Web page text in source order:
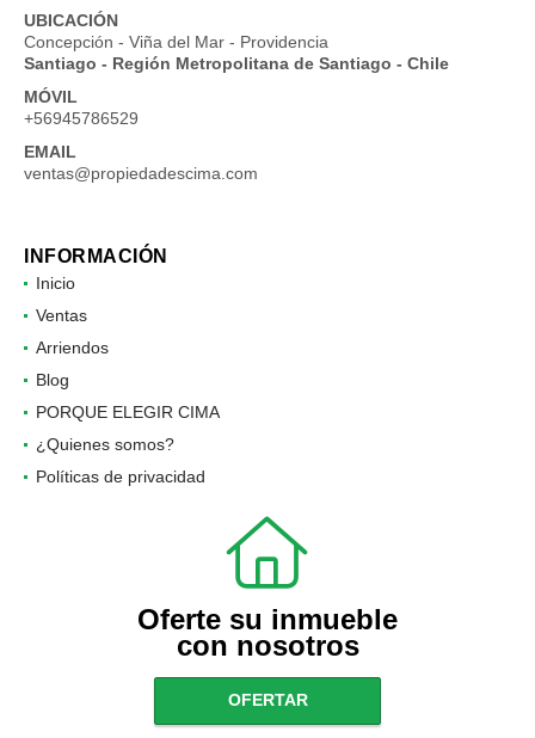
UBICACIÓN
Concepción - Viña del Mar - Providencia
Santiago - Región Metropolitana de Santiago - Chile
MÓVIL
+56945786529
EMAIL
ventas@propiedadescima.com
INFORMACIÓN
Inicio
Ventas
Arriendos
Blog
PORQUE ELEGIR CIMA
¿Quienes somos?
Políticas de privacidad
Oferte su inmueble
con nosotros
OFERTAR